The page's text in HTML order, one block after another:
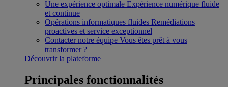
Une expérience optimale Expérience numérique fluide
et continue
Opérations informatiques fluides Remédiations
proactives et service exceptionnel
Contacter notre équipe Vous êtes prêt à vous
transformer ?
Découvrir la plateforme
Principales fonctionnalités